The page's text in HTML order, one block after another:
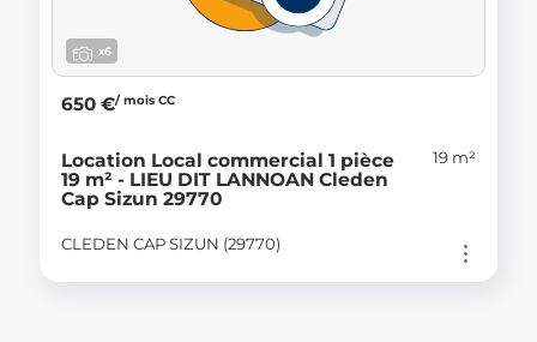
x6
650 €/ mois CC
Location Local commercial 1 pièce
19 m² - LIEU DIT LANNOAN Cleden
Cap Sizun 29770
19 m²
CLEDEN CAP SIZUN (29770)